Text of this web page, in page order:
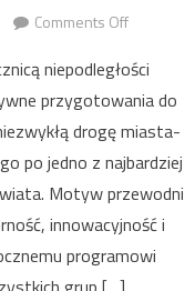
Comments Offon
się
do
60.
rocznicy
niepodległości
przygotowania do
drogę miasta-
po jedno z najbardziej
Motyw przewodni
innowacyjność i
programowi